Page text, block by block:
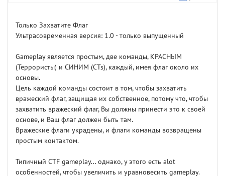
Только Захватите Флаг
Ультрасовременная версия: 1.0 - только выпущенный
Gameplay является простым, две команды, КРАСНЫМ
(Террористы) и СИНИМ (CTs), каждый, имея флаг около их
основы.
Цель каждой команды состоит в том, чтобы захватить
вражеский флаг, защищая их собственное, потому что, чтобы
захватить вражеский флаг, Вы должны принести это к своей
основе, и Ваш флаг должен быть там.
Вражеские флаги украдены, и флаги команды возвращены
простым контактом.
Типичный CTF gameplay... однако, у этого есть alot
особенностей, чтобы увеличить и уравновесить gameplay.